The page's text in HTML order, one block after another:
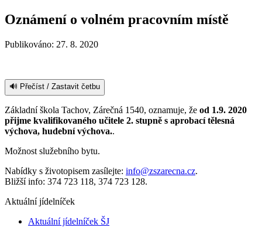
Oznámení o volném pracovním místě
Publikováno: 27. 8. 2020
🔊 Přečíst / Zastavit četbu
Základní škola Tachov, Zárečná 1540, oznamuje, že od 1.9. 2020
přijme kvalifikovaného učitele 2. stupně s aprobací tělesná
výchova, hudební výchova..
Možnost služebního bytu.
Nabídky s životopisem zasílejte: info@zszarecna.cz.
Bližší info: 374 723 118, 374 723 128.
Aktuální jídelníček
Aktuální jídelníček ŠJ